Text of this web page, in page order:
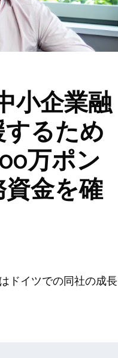
小企業融
るため
万ポン
資金を確
ドイツでの同社の成長